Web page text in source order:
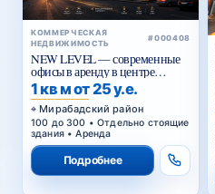
КОММЕРЧЕСКАЯ
НЕДВИЖИМОСТЬ
#000408
NEW LEVEL — современные
офисы в аренду в центре
Ташкента от 25 уе за м²
1 кв м от 25 у.е.
Мирабадский район
100 до 300 • Отдельно стоящие
здания • Аренда
Подробнее